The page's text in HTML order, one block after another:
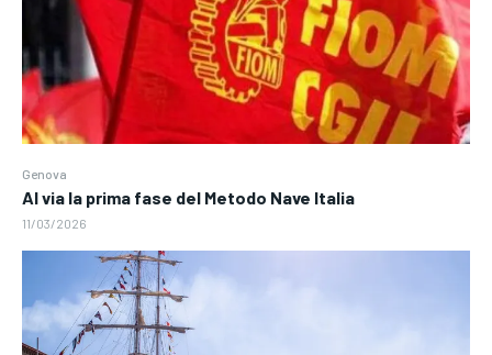
Genova
Al via la prima fase del Metodo Nave Italia
11/03/2026